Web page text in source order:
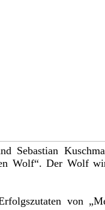
Sebastian
Wolf“. Der Wolf
von